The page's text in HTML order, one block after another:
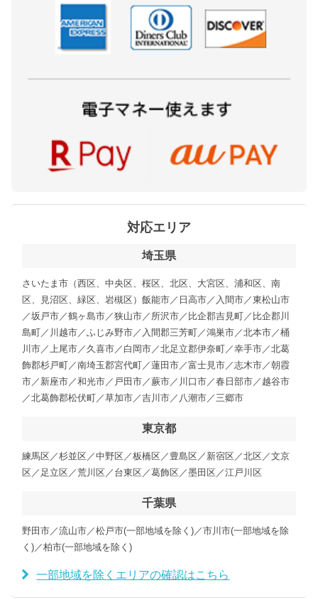
対応エリア
埼玉県
さいたま市（西区、中央区、桜区、北区、大宮区、浦和区、南
区、見沼区、緑区、岩槻区）飯能市／日高市／入間市／東松山市
／坂戸市／鶴ヶ島市／狭山市／所沢市／比企郡吉見町／比企郡川
島町／川越市／ふじみ野市／入間郡三芳町／鴻巣市／北本市／桶
川市／上尾市／久喜市／白岡市／北足立郡伊奈町／幸手市／北葛
飾郡杉戸町／南埼玉郡宮代町／蓮田市／富士見市／志木市／朝霞
市／新座市／和光市／戸田市／蕨市／川口市／春日部市／越谷市
／北葛飾郡松伏町／草加市／吉川市／八潮市／三郷市
東京都
練馬区／杉並区／中野区／板橋区／豊島区／新宿区／北区／文京
区／足立区／荒川区／台東区／葛飾区／墨田区／江戸川区
千葉県
野田市／流山市／松戸市(一部地域を除く)／市川市(一部地域を除
く)／柏市(一部地域を除く)
一部地域を除くエリアの確認はこちら